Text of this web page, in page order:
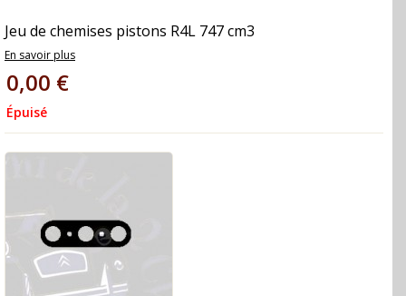
Jeu de chemises pistons R4L 747 cm3
En savoir plus
0,00 €
Épuisé